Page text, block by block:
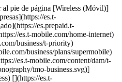
al pie de página [Wireless (Móvil)]
es.t-
es.prepaid.t-
es.t-mobile.com/home-internet)
business/t-priority)
business/plans/supermobile)
es.t-mobile.com/content/dam/t-
tmo-business.svg)]
[](https://es.t-